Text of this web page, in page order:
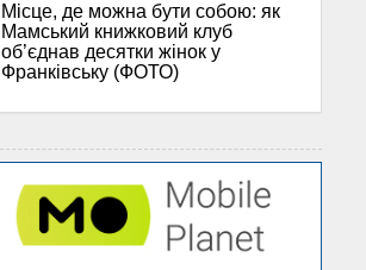
Місце, де можна бути собою: як
Мамський книжковий клуб
об’єднав десятки жінок у
Франківську (ФОТО)